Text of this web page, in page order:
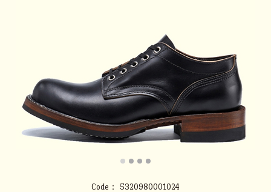
Code：
5320980001024